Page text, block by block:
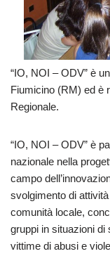
“IO, NOI – ODV” è
Fiumicino (RM) ed è
Regionale.
“IO, NOI – ODV” è
nazionale nella
campo
svolgimento di
comunità locale,
gruppi in situazioni di
vittime di abusi e